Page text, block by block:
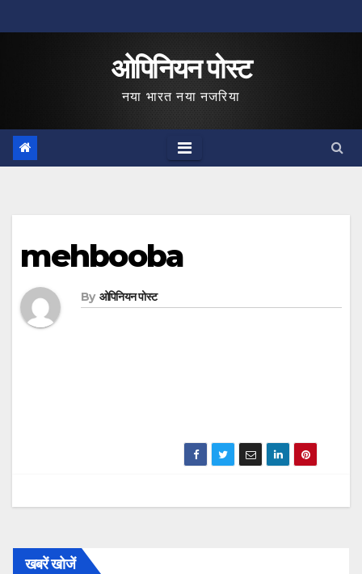
to
ओपिनियन पोस्ट
नया भारत नया नजरिया
mehbooba
By ओपिनियन पोस्ट
खबरें खोजें